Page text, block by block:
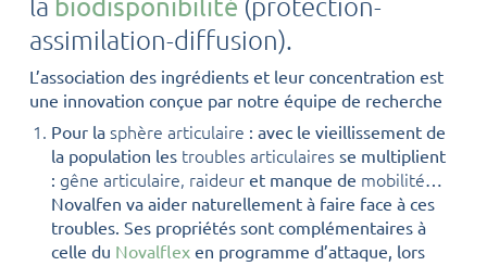
assimilation-diffusion).
L’association des ingrédients et leur concentration est
une innovation conçue par notre équipe de recherche
Pour la sphère articulaire : avec le vieillissement de
la population les troubles articulaires se multiplient
: gêne articulaire, raideur et manque de mobilité
Novalfen va aider naturellement à faire face à ces
troubles. Ses propriétés sont complémentaires à
celle du Novalflex en programme d’attaque, lors